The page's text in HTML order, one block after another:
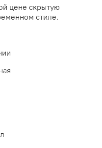
цене скрытую
стиле.
+ Комплект короб
SC